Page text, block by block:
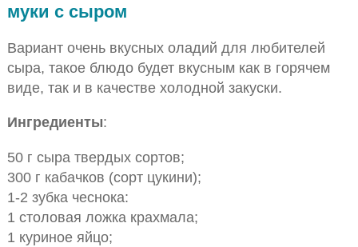
муки с сыром
Вариант очень вкусных оладий для любителей
сыра, такое блюдо будет вкусным как в горячем
виде, так и в качестве холодной закуски.
Ингредиенты:
50 г сыра твердых сортов;
300 г кабачков (сорт цукини);
1-2 зубка чеснока:
1 столовая ложка крахмала;
1 куриное яйцо;